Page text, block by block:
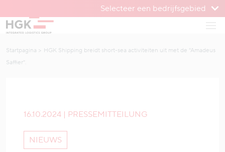
Naar inhoud
Selecteer een bedrijfsgebied
Startpagina
HGK Shipping breidt short-sea activiteiten uit met de "Amadeus
Saffier".
16.10.2024 | PRESSEMITTEILUNG
NIEUWS